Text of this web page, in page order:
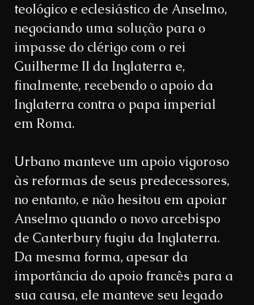
teológico e eclesiástico de Anselmo,
negociando uma solução para o
impasse do clérigo com o rei
Guilherme II da Inglaterra e,
finalmente, recebendo o apoio da
Inglaterra contra o papa imperial
em Roma.
Urbano manteve um apoio vigoroso
às reformas de seus predecessores,
no entanto, e não hesitou em apoiar
Anselmo quando o novo arcebispo
de Canterbury fugiu da Inglaterra.
Da mesma forma, apesar da
importância do apoio francês para a
sua causa, ele manteve seu legado